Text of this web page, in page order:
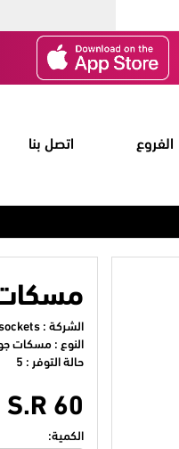
الفروع اتصل بنا
مسكات
الشركة :
النوع : مسكات
حالة التوفر : 5
S.R 60
الكمية: